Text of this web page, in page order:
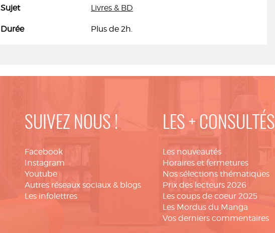
Sujet Livres & BD
Durée Plus de 2h.
SUIVEZ NOUS !
Facebook
Instagram
Youtube
Autres réseaux sociaux & blogs
Les infolettres
LES + CONSULTÉS
Les nouveautés
Horaires et fermetures
Nos sélections thématiques
Prix des lecteurs 2026
Les coups de coeur 2025
Les Mordus du Manga
Vos derniers commentaires